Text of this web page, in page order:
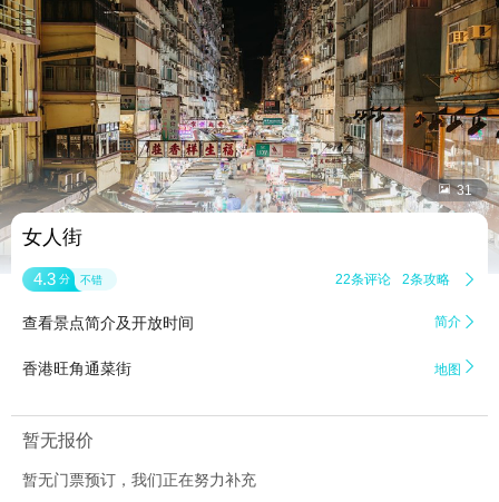
 31
女人街
4.3 分 不错 22条评论 2条攻略 
查看景点简介及开放时间 简介 
香港旺角通菜街 地图 
暂无报价
暂无门票预订，我们正在努力补充
